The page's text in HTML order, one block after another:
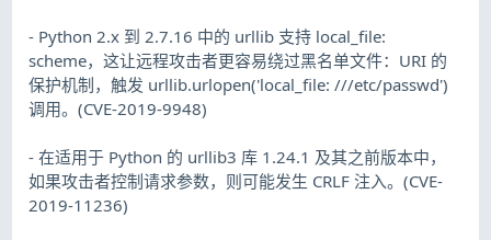
- Python 2.x 到 2.7.16 中的 urllib 支持 local_file:
scheme，这让远程攻击者更容易绕过黑名单文件：URI 的
保护机制，触发 urllib.urlopen('local_file: ///etc/passwd')
调用。(CVE-2019-9948)
- 在适用于 Python 的 urllib3 库 1.24.1 及其之前版本中，
如果攻击者控制请求参数，则可能发生 CRLF 注入。(CVE-
2019-11236)